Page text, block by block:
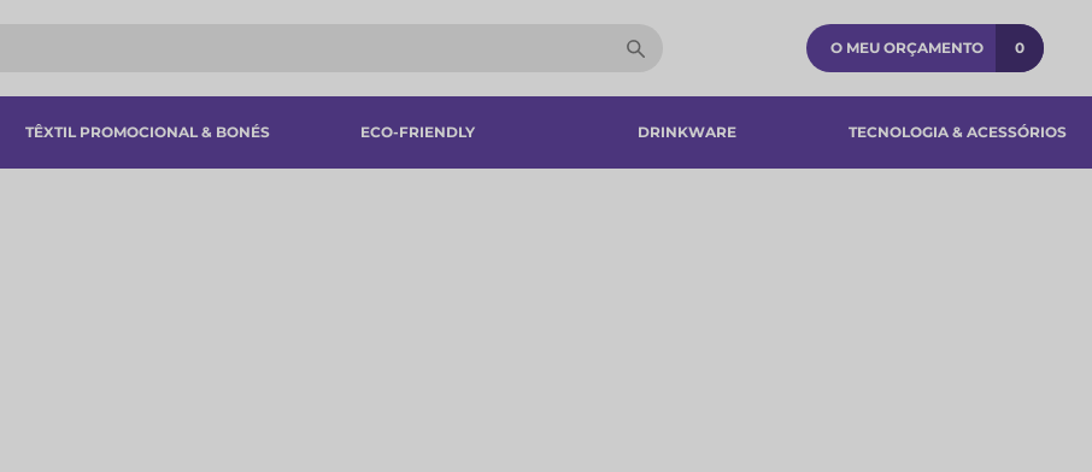
O MEU ORÇAMENTO 0
TÊXTIL PROMOCIONAL & BONÉS ECO-FRIENDLY DRINKWARE TECNOLOGIA & ACESSÓRIOS​